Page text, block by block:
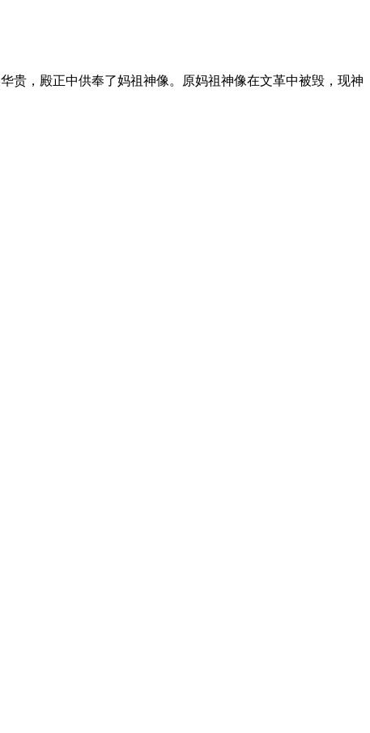
贵，殿正中供奉了妈祖神像。原妈祖神像在文革中被毁，现神